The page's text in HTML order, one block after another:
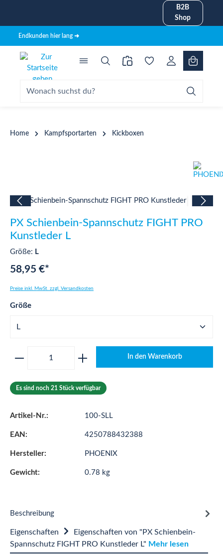
B2B
Shop
Endkunden hier lang ➜
Home Kampfsportarten Kickboxen
Bildergalerie überspringen
PX Schienbein-Spannschutz FIGHT PRO
Kunstleder L
Größe: L
58,95 €*
Preise inkl. MwSt. zzgl. Versandkosten
Größeauswählen
Produkt Anzahl: Gib den gewünschten
In den Warenkorb
Es sind noch 21 Stück verfügbar
Artikel-Nr.: 100-SLL
EAN: 4250788432388
Hersteller: PHOENIX
Gewicht: 0.78 kg
Beschreibung
Eigenschaften
Eigenschaften von "PX Schienbein-
Spannschutz FIGHT PRO Kunstleder L" Mehr lesen